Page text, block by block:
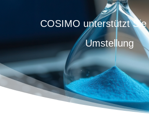
COSIMO unterstützt Sie
Umstellung